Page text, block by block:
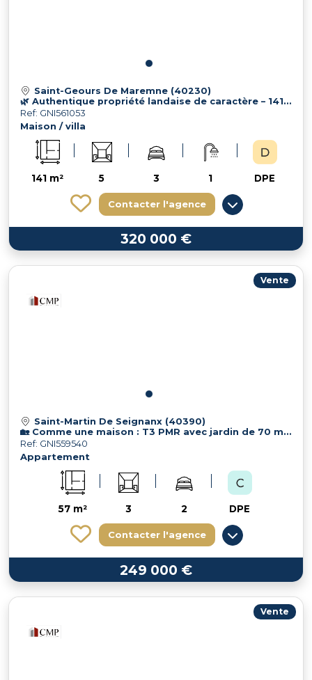
Saint-Geours De Maremne (40230)
🌿 Authentique propriété landaise de caractère – 141 m² – Terrain
Ref: GNI561053
Maison / villa
141 m² 5 3 1 DPE
Contacter l'agence
320 000 €
Vente
Saint-Martin De Seignanx (40390)
🏡 Comme une maison : T3 PMR avec jardin de 70 m² sans vis-à-vis
Ref: GNI559540
Appartement
57 m² 3 2 DPE
Contacter l'agence
249 000 €
Vente